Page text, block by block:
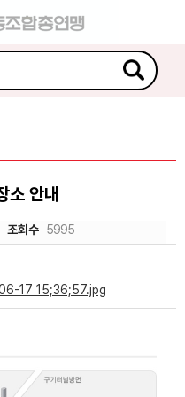
소 안내
조회수 5995
17 15;36;57.jpg
치북5
북5